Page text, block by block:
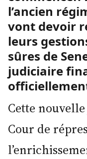
l’ancien
vont devoir
leurs
sûres de
judiciaire
Cette
Cour de